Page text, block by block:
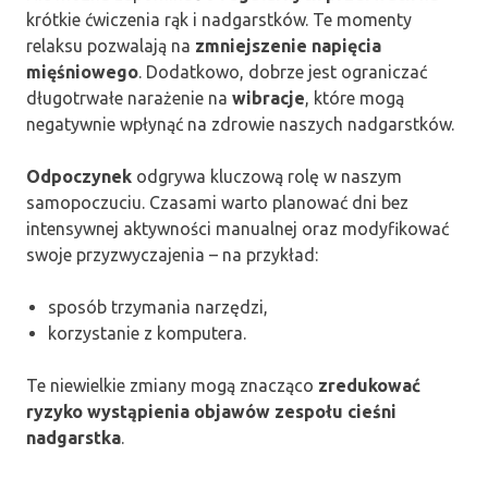
krótkie ćwiczenia rąk i nadgarstków. Te momenty
relaksu pozwalają na zmniejszenie napięcia
mięśniowego. Dodatkowo, dobrze jest ograniczać
długotrwałe narażenie na wibracje, które mogą
negatywnie wpłynąć na zdrowie naszych nadgarstków.
Odpoczynek odgrywa kluczową rolę w naszym
samopoczuciu. Czasami warto planować dni bez
intensywnej aktywności manualnej oraz modyfikować
swoje przyzwyczajenia – na przykład:
sposób trzymania narzędzi,
korzystanie z komputera.
Te niewielkie zmiany mogą znacząco zredukować
ryzyko wystąpienia objawów zespołu cieśni
nadgarstka.